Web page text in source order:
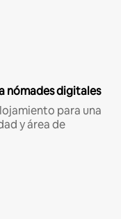
nómades digitales
para una
y área de